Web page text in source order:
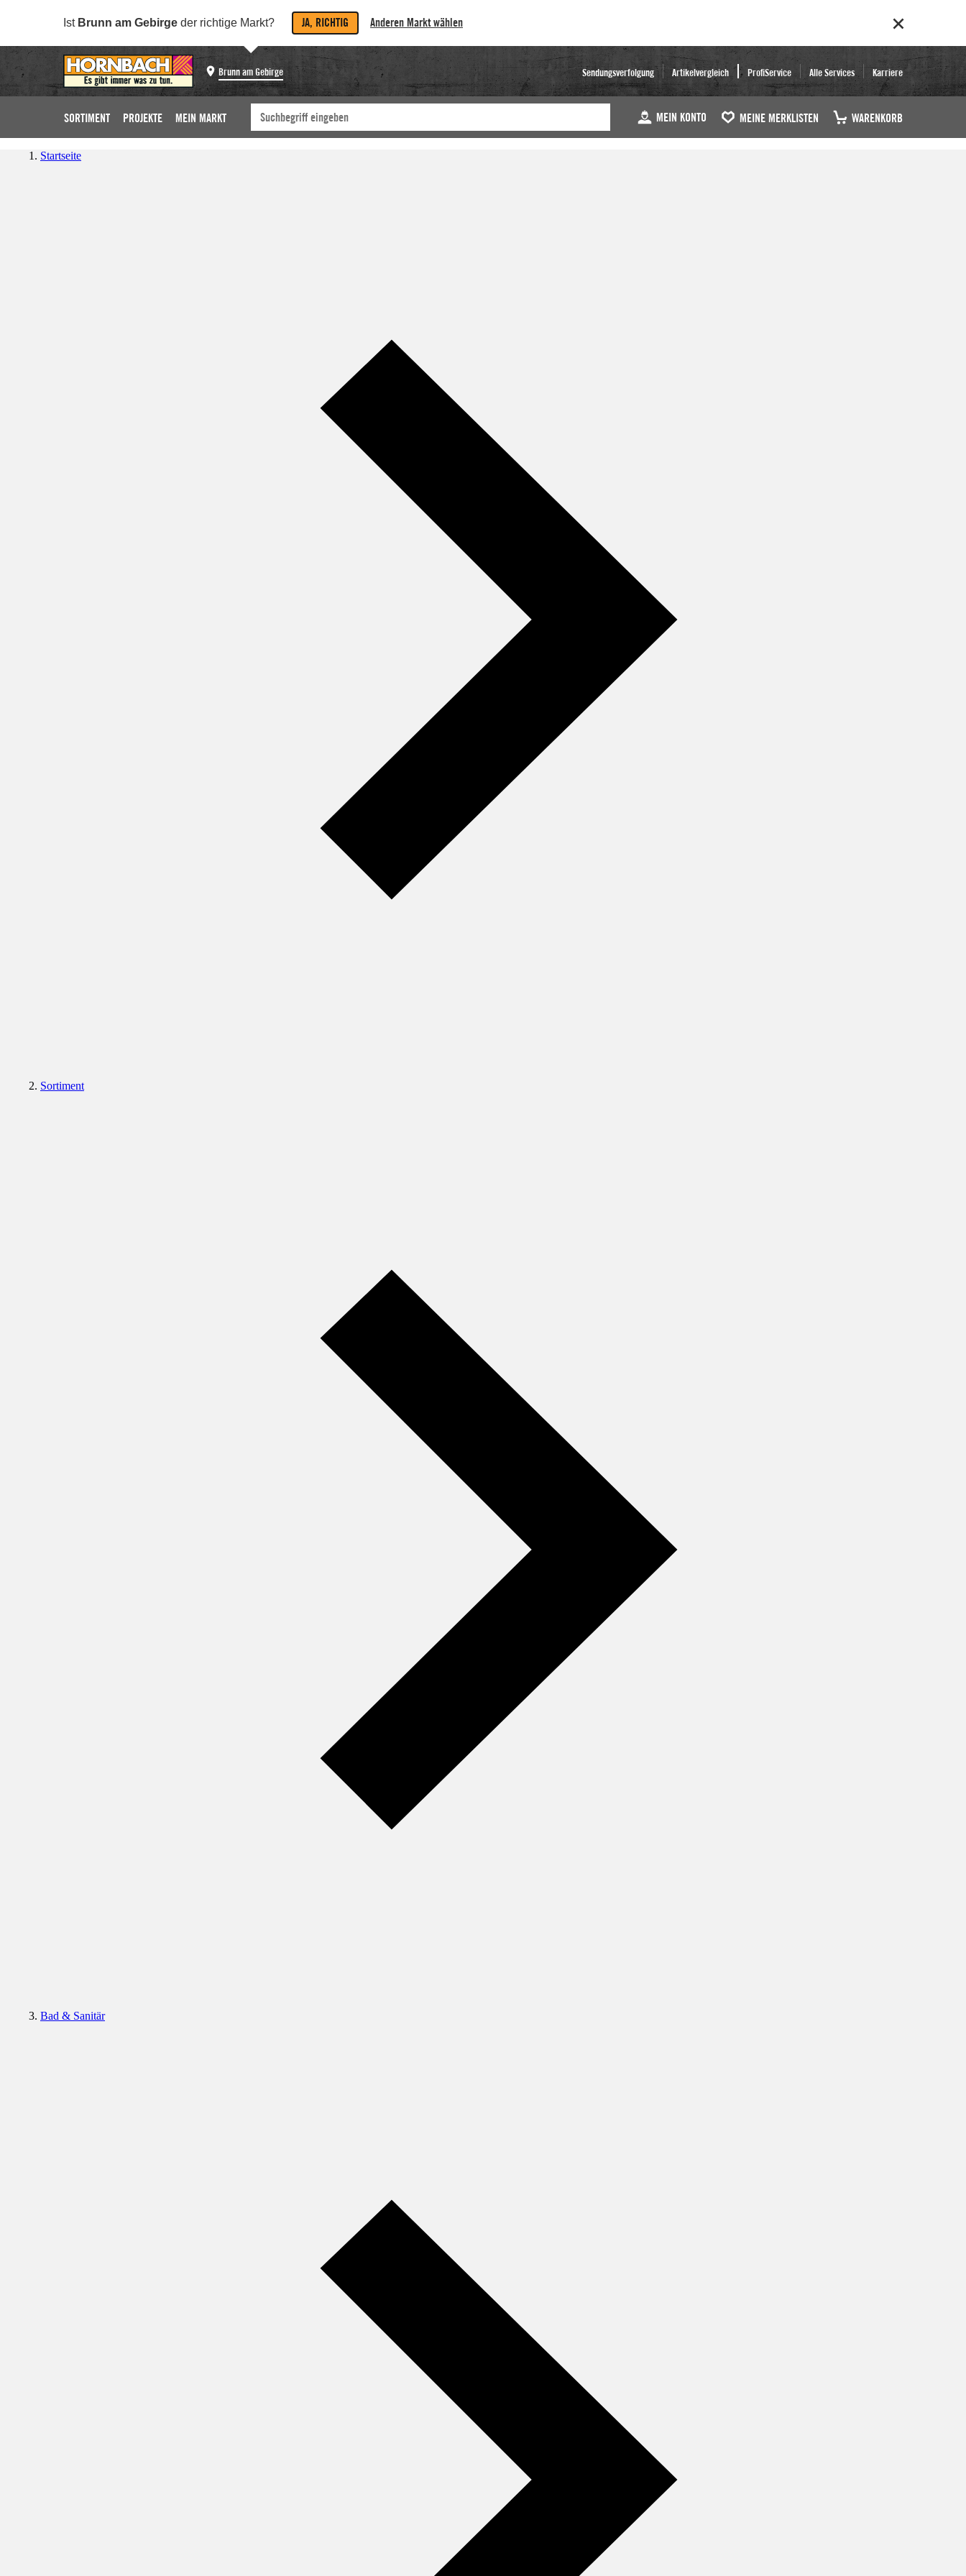
Ist Brunn am Gebirge der richtige Markt? JA, RICHTIG Anderen Markt wählen
Brunn am Gebirge Sendungsverfolgung Artikelvergleich ProfiService Alle Services Karriere
SORTIMENT PROJEKTE MEIN MARKT MEIN KONTO MEINE MERKLISTEN WARENKORB
Startseite
Sortiment
Bad & Sanitär